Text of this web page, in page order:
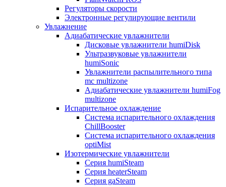
Регуляторы скорости
Электронные регулирующие вентили
Увлажнение
Адиабатические увлажнители
Дисковые увлажнители humiDisk
Ультразвуковые увлажнители
humiSonic
Увлажнители распылительного типа
mc multizone
Адиабатические увлажнители humiFog
multizone
Испарительное охлаждение
Система испарительного охлаждения
ChillBooster
Система испарительного охлаждения
optiMist
Изотермические увлажнители
Серия humiSteam
Серия heaterSteam
Серия gaSteam